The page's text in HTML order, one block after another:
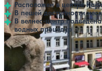
Расположен в центре
В пешей доступности
В велнес-центр
водных процедур
Профилей лечения:3